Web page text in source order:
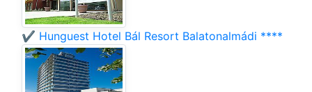
✔️ Hunguest Hotel Bál Resort Balatonalmádi ****